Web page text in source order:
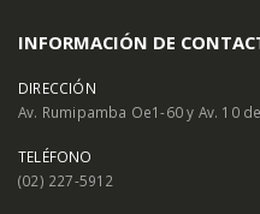
INFORMACIÓN DE
DIRECCIÓN
Av. Rumipamba Oe1-60 y Av. 10
TELÉFONO
(02) 227-5912